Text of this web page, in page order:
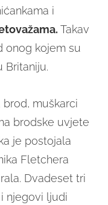
i
Takav
onog kojem su
Britaniju.
muškarci
brodske uvjete
je postojala
Fletchera
Dvadeset tri
njegovi ljudi